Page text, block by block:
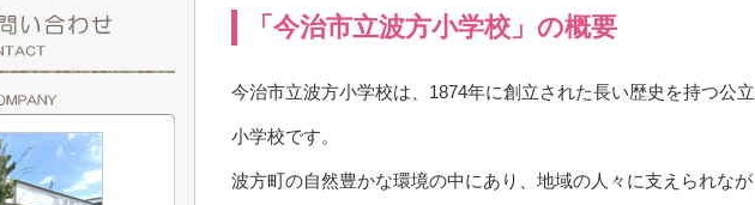
「今治市立波方小学校」の概要
今治市立波方小学校は、1874年に創立された長い歴史を持つ公立
小学校です。
波方町の自然豊かな環境の中にあり、地域の人々に支えられなが